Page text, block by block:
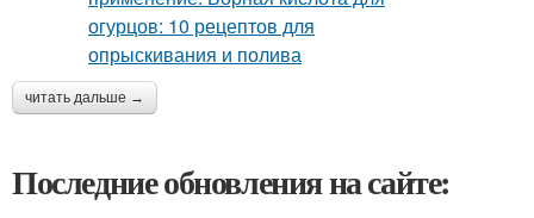
читать дальше →
Последние обновления на сайте: